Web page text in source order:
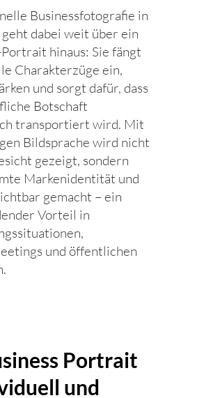
Businessfotografie in
dabei weit über ein
hinaus: Sie fängt
Charakterzüge ein,
und sorgt dafür, dass
Botschaft
transportiert wird. Mit
Bildsprache wird nicht
gezeigt, sondern
Markenidentität und
gemacht – ein
Vorteil in
und öffentlichen
Portrait
und